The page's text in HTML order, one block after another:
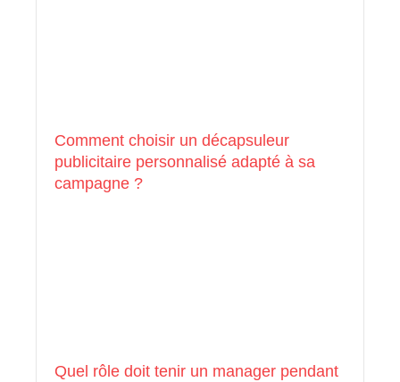
Comment choisir un décapsuleur
publicitaire personnalisé adapté à sa
campagne ?
Quel rôle doit tenir un manager pendant